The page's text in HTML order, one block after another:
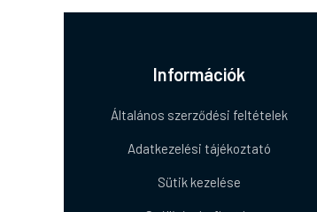
Információk
Általános szerződési feltételek
Adatkezelési tájékoztató
Sütik kezelése